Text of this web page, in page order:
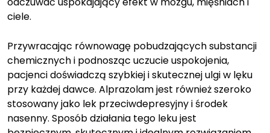
ciele.
Przywracając równowagę pobudzających substancji
chemicznych i podnosząc uczucie uspokojenia,
pacjenci doświadczą szybkiej i skutecznej ulgi w lęku
przy każdej dawce. Alprazolam jest również szeroko
stosowany jako lek przeciwdepresyjny i środek
nasenny. Sposób działania tego leku jest